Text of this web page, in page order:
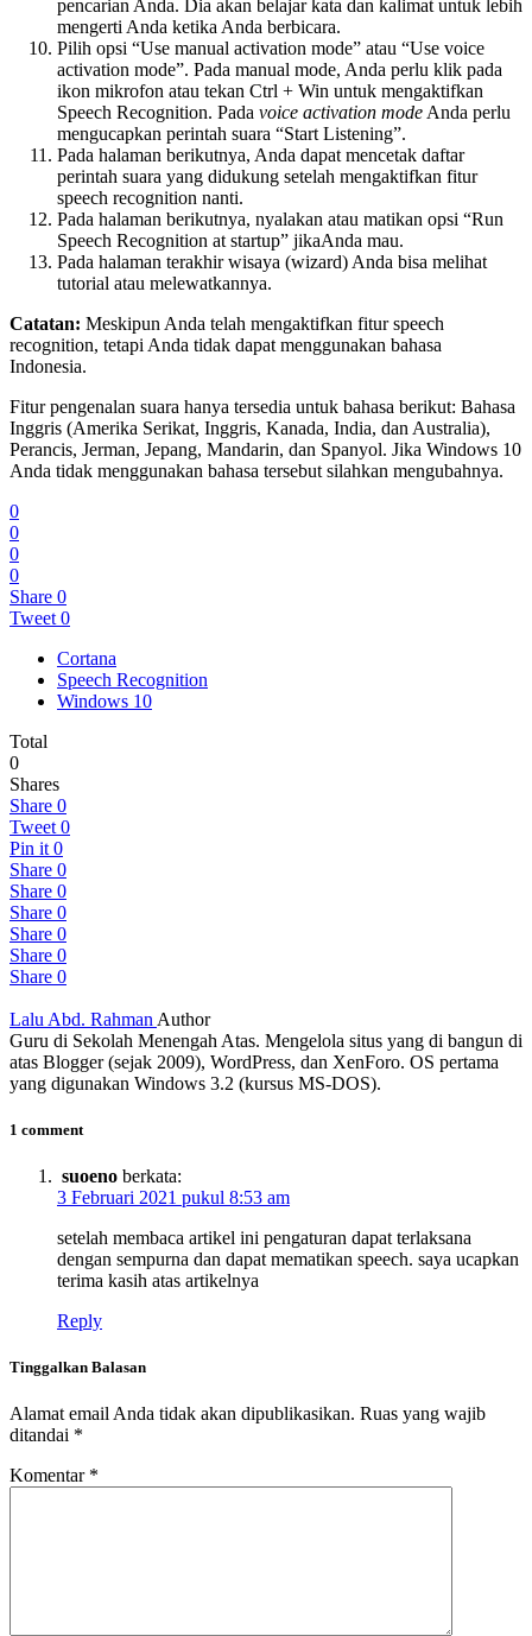
pencarian Anda. Dia akan belajar kata dan kalimat untuk lebih
mengerti Anda ketika Anda berbicara.
Pilih opsi “Use manual activation mode” atau “Use voice
activation mode”. Pada manual mode, Anda perlu klik pada
ikon mikrofon atau tekan Ctrl + Win untuk mengaktifkan
Speech Recognition. Pada voice activation mode Anda perlu
mengucapkan perintah suara “Start Listening”.
Pada halaman berikutnya, Anda dapat mencetak daftar
perintah suara yang didukung setelah mengaktifkan fitur
speech recognition nanti.
Pada halaman berikutnya, nyalakan atau matikan opsi “Run
Speech Recognition at startup” jikaAnda mau.
Pada halaman terakhir wisaya (wizard) Anda bisa melihat
tutorial atau melewatkannya.
Catatan: Meskipun Anda telah mengaktifkan fitur speech
recognition, tetapi Anda tidak dapat menggunakan bahasa
Indonesia.
Fitur pengenalan suara hanya tersedia untuk bahasa berikut: Bahasa
Inggris (Amerika Serikat, Inggris, Kanada, India, dan Australia),
Perancis, Jerman, Jepang, Mandarin, dan Spanyol. Jika Windows 10
Anda tidak menggunakan bahasa tersebut silahkan mengubahnya.
0
0
0
0
Share 0
Tweet 0
Cortana
Speech Recognition
Windows 10
Total
0
Shares
Share 0
Tweet 0
Pin it 0
Share 0
Share 0
Share 0
Share 0
Share 0
Share 0
Lalu Abd. Rahman Author
Guru di Sekolah Menengah Atas. Mengelola situs yang di bangun di
atas Blogger (sejak 2009), WordPress, dan XenForo. OS pertama
yang digunakan Windows 3.2 (kursus MS-DOS).
1 comment
suoeno berkata:
3 Februari 2021 pukul 8:53 am
setelah membaca artikel ini pengaturan dapat terlaksana
dengan sempurna dan dapat mematikan speech. saya ucapkan
terima kasih atas artikelnya
Reply
Tinggalkan Balasan
Alamat email Anda tidak akan dipublikasikan. Ruas yang wajib
ditandai *
Komentar *